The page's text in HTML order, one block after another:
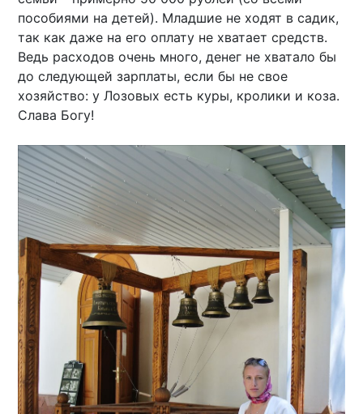
пособиями на детей). Младшие не ходят в садик,
так как даже на его оплату не хватает средств.
Ведь расходов очень много, денег не хватало бы
до следующей зарплаты, если бы не свое
хозяйство: у Лозовых есть куры, кролики и коза.
Слава Богу!